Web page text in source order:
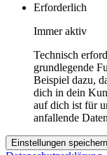
Erforderlich
Immer aktiv
Technisch
grundlegende
Beispiel dazu,
dich in dein
auf dich ist für
anfallende
Einstellungen speichern